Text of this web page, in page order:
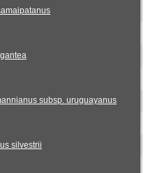
subsp. uruguayanus
silvestrii